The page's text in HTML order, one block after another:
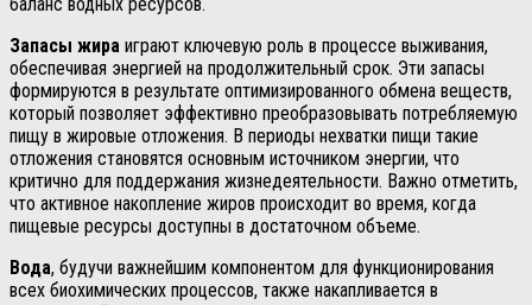
баланс водных ресурсов.
Запасы жира играют ключевую роль в процессе выживания,
обеспечивая энергией на продолжительный срок. Эти запасы
формируются в результате оптимизированного обмена веществ,
который позволяет эффективно преобразовывать потребляемую
пищу в жировые отложения. В периоды нехватки пищи такие
отложения становятся основным источником энергии, что
критично для поддержания жизнедеятельности. Важно отметить,
что активное накопление жиров происходит во время, когда
пищевые ресурсы доступны в достаточном объеме.
Вода, будучи важнейшим компонентом для функционирования
всех биохимических процессов, также накапливается в